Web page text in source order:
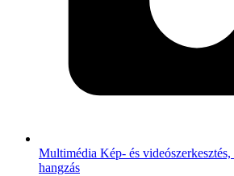
Multimédia Kép- és
hangzás